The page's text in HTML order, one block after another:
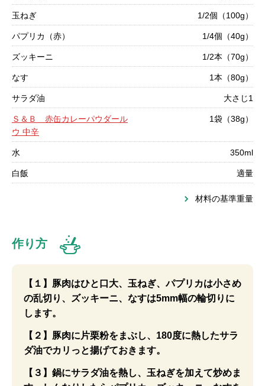
玉ねぎ 1/2個（100g）
パプリカ（赤） 1/4個（40g）
ズッキーニ 1/2本（70g）
なす 1本（80g）
サラダ油 大さじ1
Ｓ＆Ｂ 赤缶カレーパウダール
ウ 中辛
1袋（38g）
水 350ml
白飯 適量
材料の基準重量
作り方
【１】豚肉はひと口大、玉ねぎ、パプリカは小さめ
の乱切り、ズッキーニ、なすは5mm幅の輪切りに
します。
【２】豚肉に片栗粉をまぶし、180度に熱したサラ
ダ油でカリっと揚げておきます。
【３】鍋にサラダ油を熱し、玉ねぎを加えて炒めま